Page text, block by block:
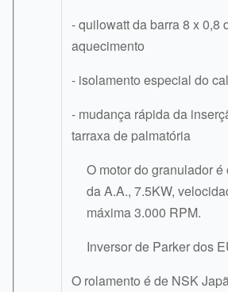
- quilowatt da barra 8 x 0,8
aquecimento
- isolamento especial do
- mudança rápida da
tarraxa de palmatória
O motor do granulador é
da A.A., 7.5KW,
máxima 3.000 RPM.
Inversor de Parker dos
O rolamento é de NSK